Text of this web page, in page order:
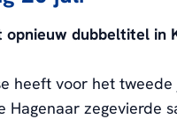
opnieuw dubbeltitel in
heeft voor het
Hagenaar zegevierde